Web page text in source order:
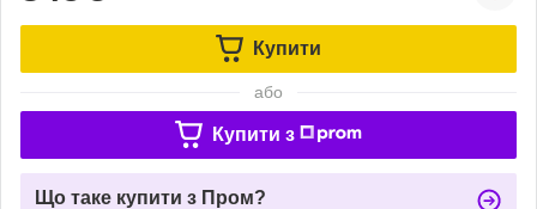
Купити
або
Купити з
Що таке купити з Пром?